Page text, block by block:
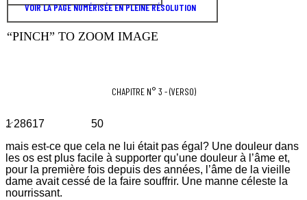
VOIR LA PAGE NUMÉRISÉE EN PLEINE RÉSOLUTION
“PINCH” TO ZOOM IMAGE
CHAPITRE N° 3 - (VERSO)
128617 50
mais est-ce que cela ne lui était pas égal? Une douleur dans
les os est plus facile à supporter qu’une douleur à l’âme et,
pour la première fois depuis des années, l’âme de la vieille
dame avait cessé de la faire souffrir. Une manne céleste la
nourrissant.